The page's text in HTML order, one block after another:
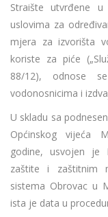
Straište utvrđene
uslovima za
mjera za izvorišta
koriste za piće
88/12), odnose
vodonosnicima i
U skladu sa
Općinskog vijeća
godine, usvojen je
zaštite i zaštitnim
sistema Obrovac u
ista je data u